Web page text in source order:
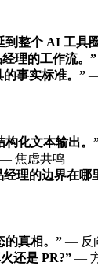
到整个 AI 工具
理的工作流。”
的事实标准。”
构化文本输出。
— 焦虑共鸣
理的边界在哪
的真相。” — 反
还是 PR?” —